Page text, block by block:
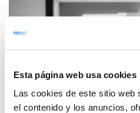
Esta página web usa cookies
Las cookies de este sitio web
el contenido y los anuncios,